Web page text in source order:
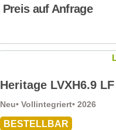
Preis auf Anfrage
Heritage LVXH6.9 LF
Neu• Vollintegriert• 2026
BESTELLBAR